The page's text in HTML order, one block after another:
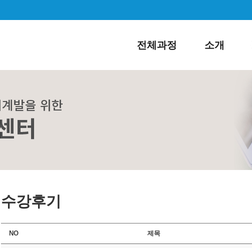
전체과정 소개
수강후기
NO 제목